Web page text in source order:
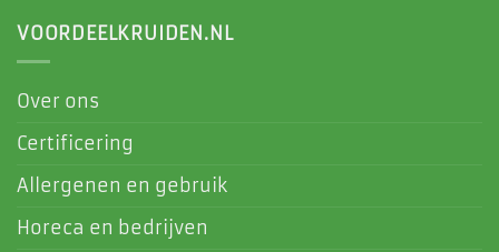
VOORDEELKRUIDEN.NL
Over ons
Certificering
Allergenen en gebruik
Horeca en bedrijven